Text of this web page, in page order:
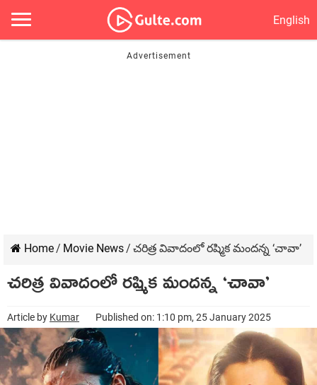
English
Home/ Movie News/ చరిత్ర వివాదంలో రష్మిక మందన్న ‘చావా’
చరిత్ర వివాదంలో రష్మిక మందన్న ‘చావా’
Article by Kumar Published on: 1:10 pm, 25 January 2025